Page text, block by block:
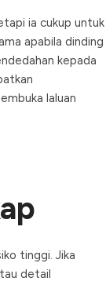
ia cukup untuk
apabila dinding
kepada
laluan
tinggi. Jika
detail